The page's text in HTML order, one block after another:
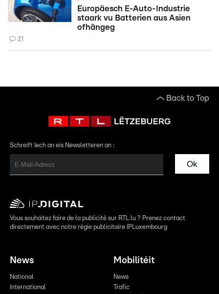
Europäesch E-Auto-Industrie
staark vu Batterien aus Asien
ofhängeg
21
Back to Top
Schreift Iech an eis Newsletteren an :
Ok
Vous souhaitez faire de la publicité sur RTL.lu ? Prenez contact
directement avec notre régie publicitaire IPLuxembourg
News
National
International
Mobilitéit
News
Trafic